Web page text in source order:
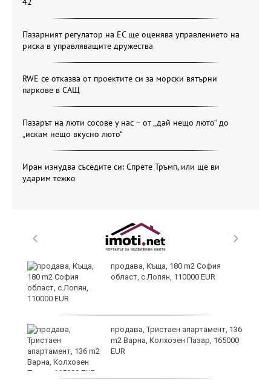
Пазарният регулатор на ЕС ще оценява управлението на
риска в управляващите дружества
RWE се отказва от проектите си за морски вятърни
паркове в САЩ
Пазарът на люти сосове у нас – от „дай нещо люто“ до
„искам нещо вкусно люто“
Иран изнудва съседите си: Спрете Тръмп, или ще ви
ударим тежко
продава, Къща, 180 m2 София
област, с.Лопян, 110000 EUR
продава, Тристаен апартамент, 136
m2 Варна, Колхозен Пазар, 165000
EUR